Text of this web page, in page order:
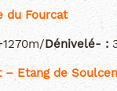
du Fourcat
Dénivelé- :
– Etang de